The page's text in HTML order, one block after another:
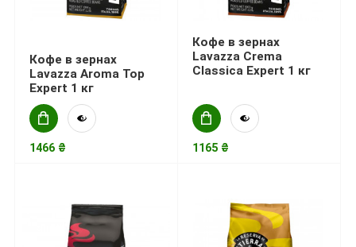
Кофе в зернах
Lavazza Aroma Top
Expert 1 кг
1466 ₴
Кофе в зернах
Lavazza Crema
Classica Expert 1 кг
1165 ₴